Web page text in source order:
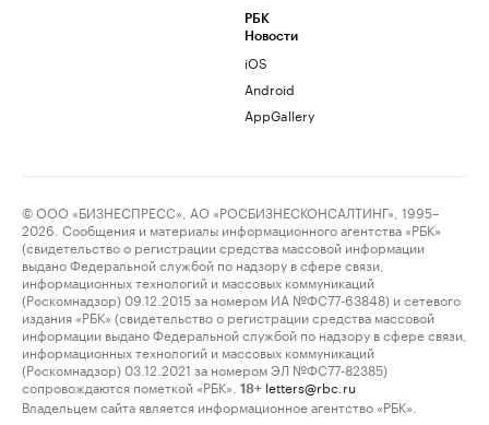
РБК
Новости
iOS
Android
AppGallery
© ООО «БИЗНЕСПРЕСС», АО «РОСБИЗНЕСКОНСАЛТИНГ», 1995–
2026. Сообщения и материалы информационного агентства «РБК»
(свидетельство о регистрации средства массовой информации
выдано Федеральной службой по надзору в сфере связи,
информационных технологий и массовых коммуникаций
(Роскомнадзор) 09.12.2015 за номером ИА №ФС77-63848) и сетевого
издания «РБК» (свидетельство о регистрации средства массовой
информации выдано Федеральной службой по надзору в сфере связи,
информационных технологий и массовых коммуникаций
(Роскомнадзор) 03.12.2021 за номером ЭЛ №ФС77-82385)
сопровождаются пометкой «РБК».
18+ letters@rbc.ru
Владельцем сайта является информационное агентство «РБК».